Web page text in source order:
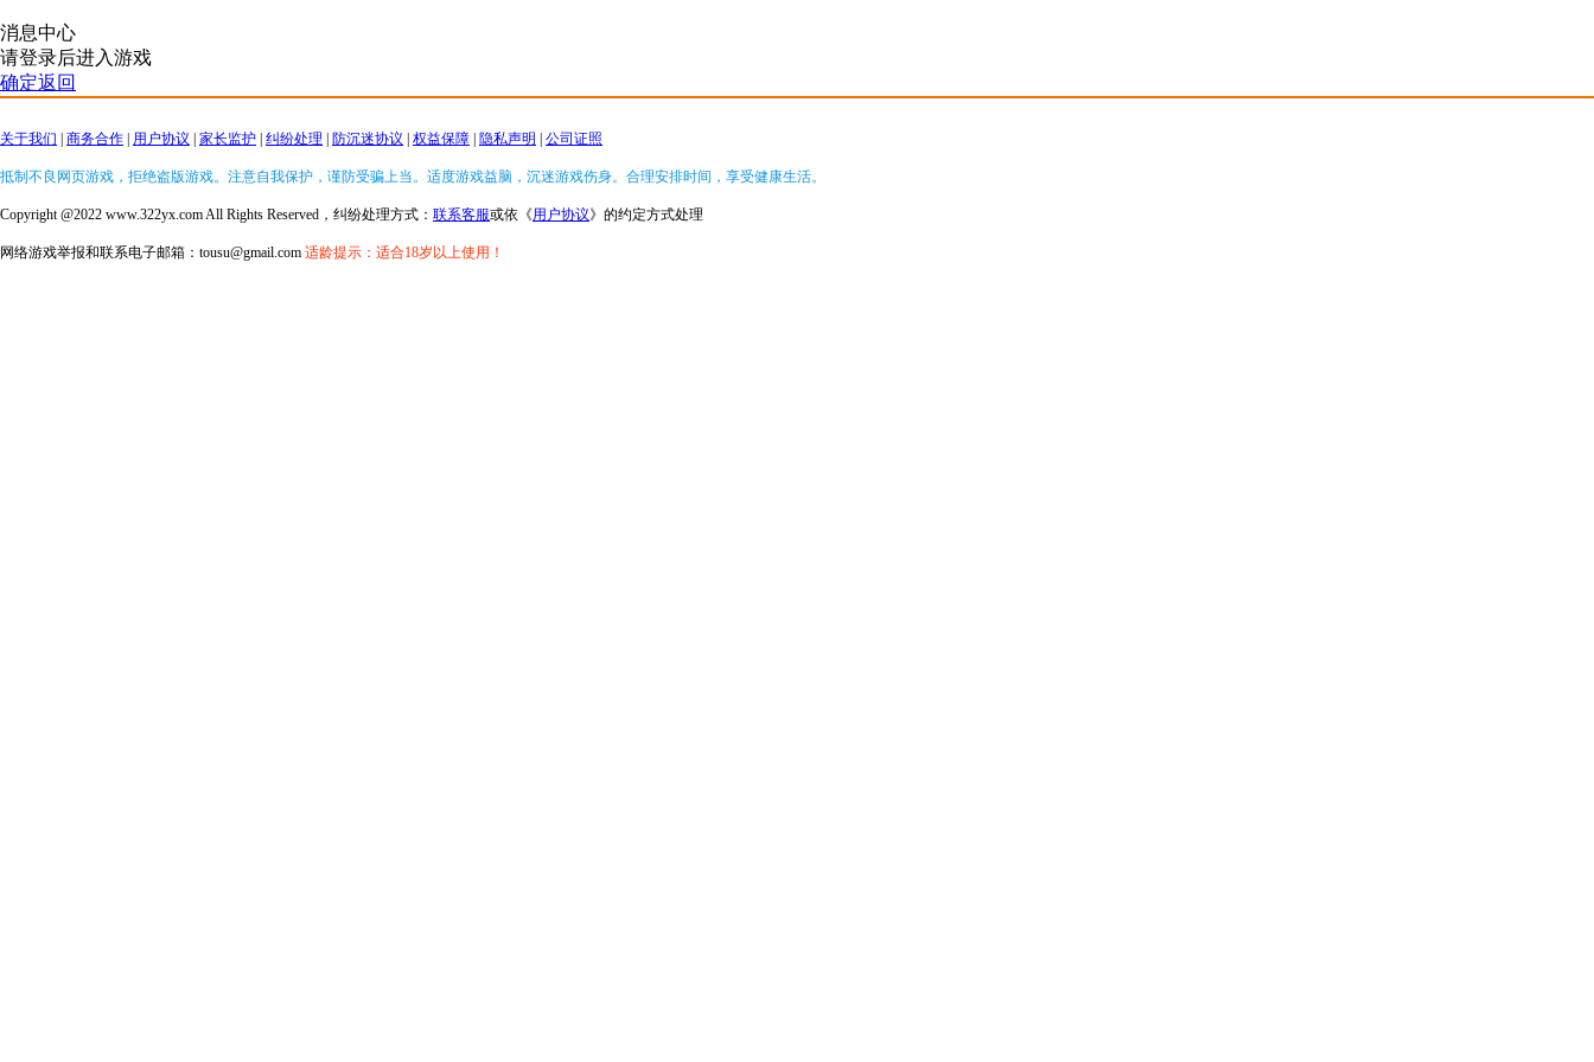
消息中心
请登录后进入游戏
确定返回
关于我们 商务合作 用户协议 家长监护 纠纷处理 防沉迷协议 权益保障 隐私声明 公司证照
抵制不良网页游戏，拒绝盗版游戏。注意自我保护，谨防受骗上当。适度游戏益脑，沉迷游戏伤身。合理安排时间，享受健康生活。
Copyright @2022 www.322yx.com All Rights Reserved，纠纷处理方式： 联系客服或依《用户协议》的约定方式处理
网络游戏举报和联系电子邮箱：tousu@gmail.com 适龄提示：适合18岁以上使用！